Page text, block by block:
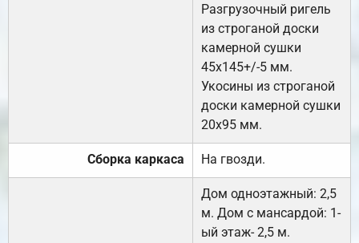
Разгрузочный ригель
из строганой доски
камерной сушки
45х145+/-5 мм.
Укосины из строганой
доски камерной сушки
20х95 мм.
Сборка каркаса На гвозди.
Дом одноэтажный: 2,5
м. Дом с мансардой: 1-
ый этаж- 2,5 м.